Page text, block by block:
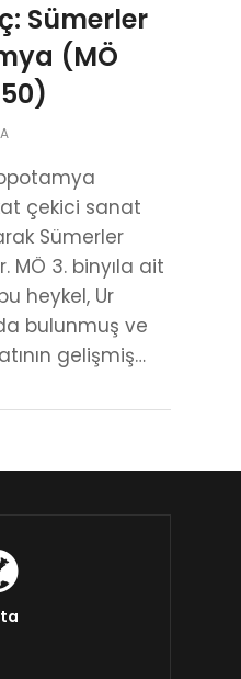
Sümerler
(MÖ
çekici sanat
Sümerler
MÖ 3. binyıla ait
heykel, Ur
bulunmuş ve
gelişmiş…